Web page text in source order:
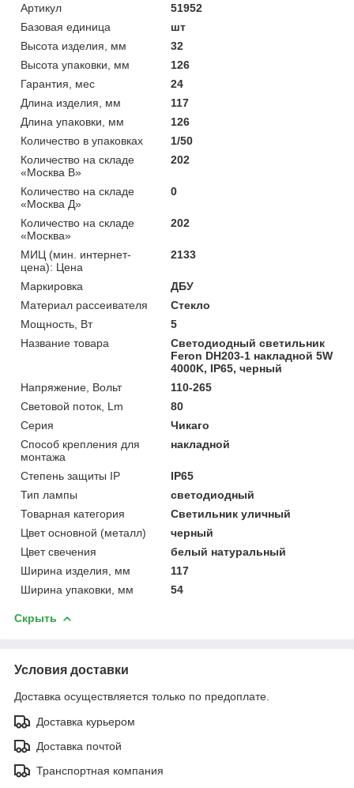
Артикул
51952
Базовая единица
шт
Высота изделия, мм
32
Высота упаковки, мм
126
Гарантия, мес
24
Длина изделия, мм
117
Длина упаковки, мм
126
Количество в упаковках
1/50
Количество на складе
«Москва В»
202
Количество на складе
«Москва Д»
0
Количество на складе
«Москва»
202
МИЦ (мин. интернет-
цена): Цена
2133
Маркировка
ДБУ
Материал рассеивателя
Стекло
Мощность, Вт
5
Название товара
Светодиодный светильник
Feron DH203-1 накладной 5W
4000K, IP65, черный
Напряжение, Вольт
110-265
Световой поток, Lm
80
Серия
Чикаго
Способ крепления для
монтажа
накладной
Степень защиты IP
IP65
Тип лампы
светодиодный
Товарная категория
Светильник уличный
Цвет основной (металл)
черный
Цвет свечения
белый натуральный
Ширина изделия, мм
117
Ширина упаковки, мм
54
Скрыть
Условия доставки
Доставка осуществляется только по предоплате.
Доставка курьером
Доставка почтой
Транспортная компания